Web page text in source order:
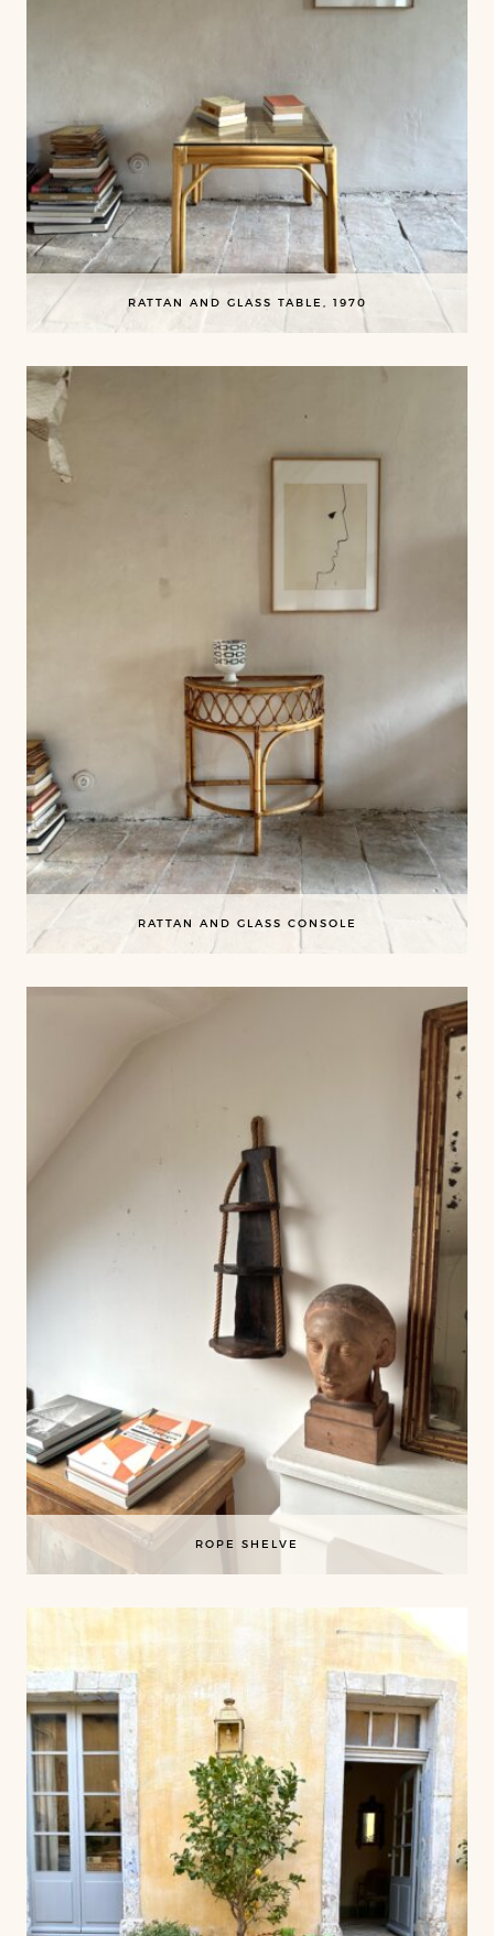
RATTAN AND GLASS TABLE, 1970
RATTAN AND GLASS CONSOLE
ROPE SHELVE